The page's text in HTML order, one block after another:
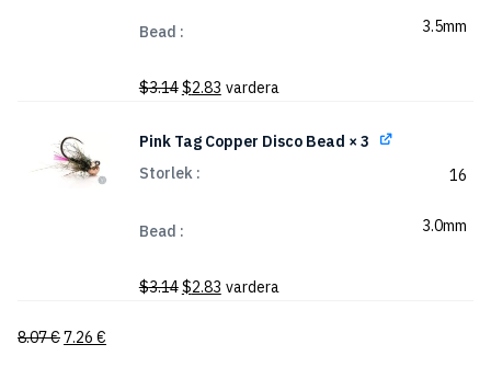
Bead 3.5mm
$3.14Det
priset
var:
$3.14.
$2.83Det
är:
vardera
Pink Tag Copper Disco Bead × 3
Storlek
16
Bead 3.0mm
$3.14Det
$2.83Det
vardera
8.07€7.26 €